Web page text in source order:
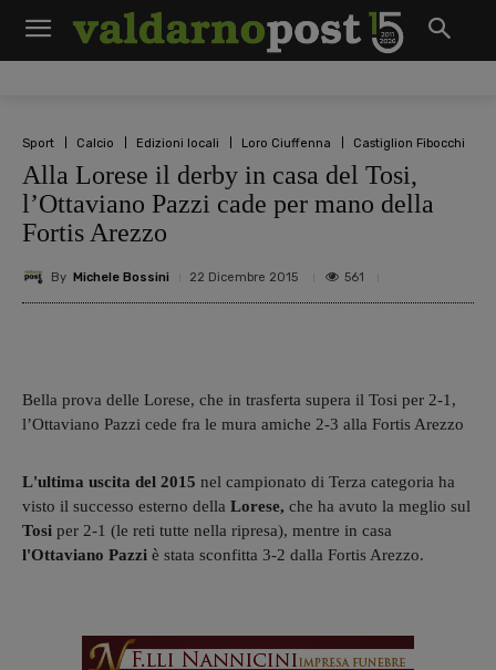
Sport Calcio Edizioni locali Loro Ciuffenna Castiglion Fibocchi
Alla Lorese il derby in casa del Tosi,
l’Ottaviano Pazzi cade per mano della
Fortis Arezzo
By Michele Bossini 22 Dicembre 2015 561
Bella prova delle Lorese, che in trasferta supera il Tosi per 2-1,
l’Ottaviano Pazzi cede fra le mura amiche 2-3 alla Fortis Arezzo
L'ultima uscita del 2015 nel campionato di Terza categoria ha
visto il successo esterno della Lorese, che ha avuto la meglio sul
Tosi per 2-1 (le reti tutte nella ripresa), mentre in casa
l'Ottaviano Pazzi è stata sconfitta 3-2 dalla Fortis Arezzo.